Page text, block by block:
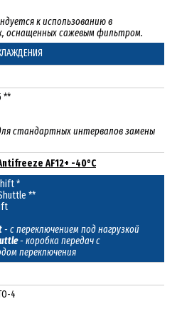
к использованию в
оснащенных сажевым фильтром.
**
стандартных интервалов замены
AF12+ -40°C
*
**
- с переключением под нагрузкой
- коробка передач с
переключения
4